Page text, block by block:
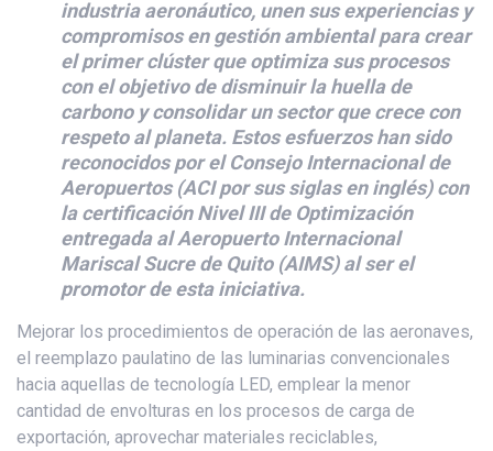
industria aeronáutico, unen sus experiencias y
compromisos en gestión ambiental para crear
el primer clúster que optimiza sus procesos
con el objetivo de disminuir la huella de
carbono y consolidar un sector que crece con
respeto al planeta. Estos esfuerzos han sido
reconocidos por el Consejo Internacional de
Aeropuertos (ACI por sus siglas en inglés) con
la certificación Nivel III de Optimización
entregada al Aeropuerto Internacional
Mariscal Sucre de Quito (AIMS) al ser el
promotor de esta iniciativa.
Mejorar los procedimientos de operación de las aeronaves,
el reemplazo paulatino de las luminarias convencionales
hacia aquellas de tecnología LED, emplear la menor
cantidad de envolturas en los procesos de carga de
exportación, aprovechar materiales reciclables,